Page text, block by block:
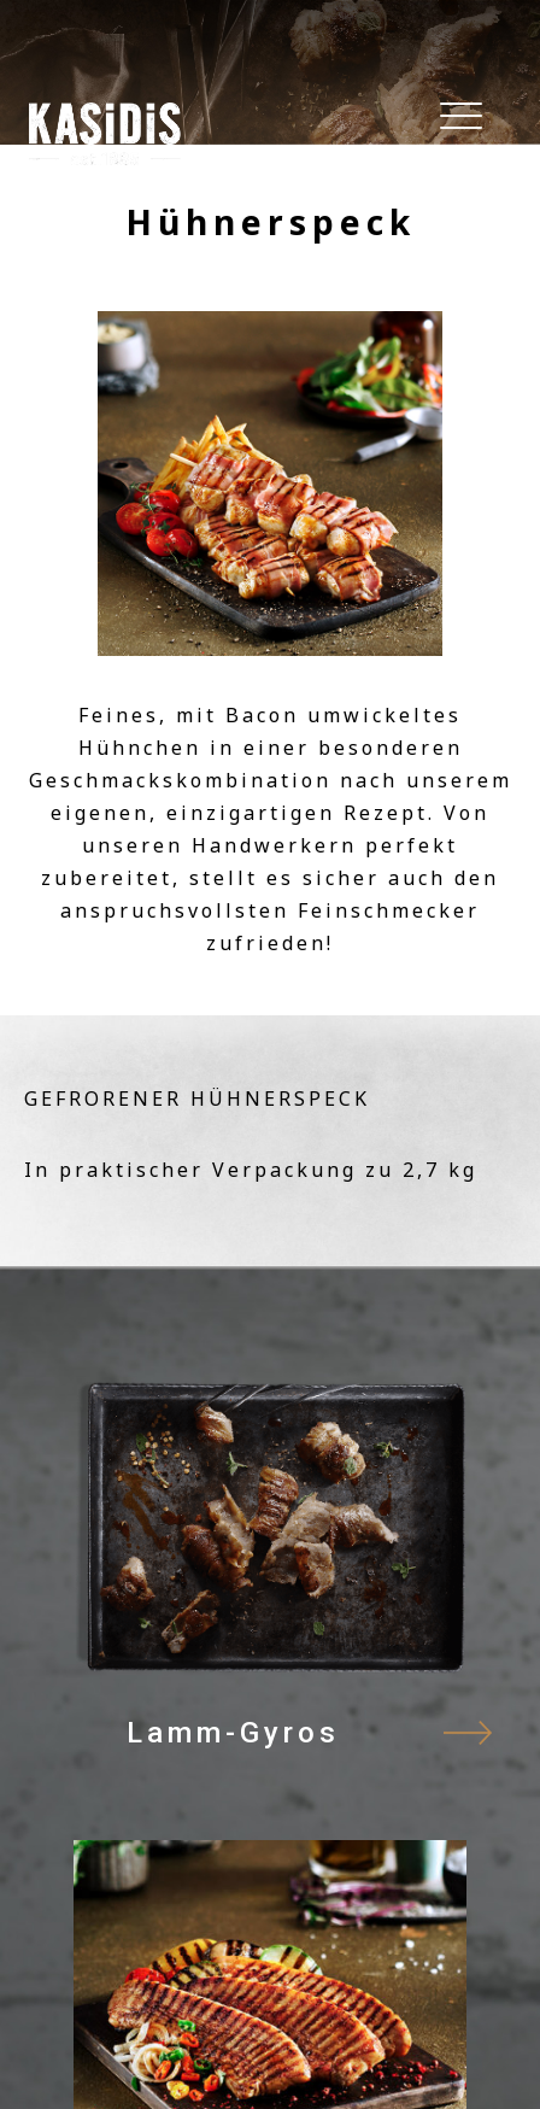
Hühnerspeck
Feines, mit Bacon umwickeltes
Hühnchen in einer besonderen
Geschmackskombination nach unserem
eigenen, einzigartigen Rezept. Von
unseren Handwerkern perfekt
zubereitet, stellt es sicher auch den
anspruchsvollsten Feinschmecker
zufrieden!
GEFRORENER HÜHNERSPECK
In praktischer Verpackung zu 2,7 kg
Lamm-Gyros